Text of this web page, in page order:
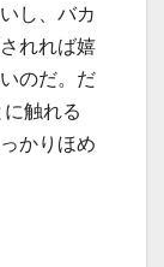
し、バカ
れれば嬉
のだ。だ
触れる
かりほめ